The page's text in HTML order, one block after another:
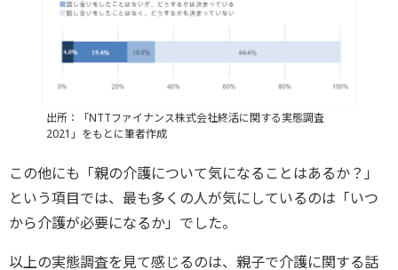
出所：「NTTファイナンス株式会社終活に関する実態調査
2021」をもとに筆者作成
この他にも「親の介護について気になることはあるか？」
という項目では、最も多くの人が気にしているのは「いつ
から介護が必要になるか」でした。
以上の実態調査を見て感じるのは、親子で介護に関する話